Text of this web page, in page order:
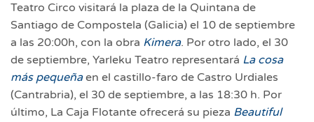
Teatro Circo visitará la plaza de la Quintana de
Santiago de Compostela (Galicia) el 10 de septiembre
a las 20:00h, con la obra Kimera. Por otro lado, el 30
de septiembre, Yarleku Teatro representará La cosa
más pequeñaen el castillo-faro de Castro Urdiales
(Cantrabria), el 30 de septiembre, a las 18:30 h. Por
último, La Caja Flotante ofrecerá su pieza Beautiful